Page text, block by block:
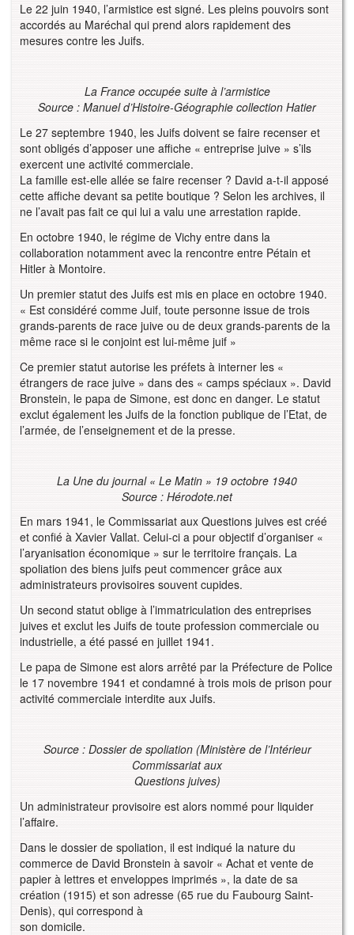
Le 22 juin 1940, l’armistice est signé. Les pleins pouvoirs sont
accordés au Maréchal qui prend alors rapidement des
mesures contre les Juifs.
La France occupée suite à l’armistice
Source : Manuel d’Histoire-Géographie collection Hatier
Le 27 septembre 1940, les Juifs doivent se faire recenser et
sont obligés d’apposer une affiche « entreprise juive » s’ils
exercent une activité commerciale.
La famille est-elle allée se faire recenser ? David a-t-il apposé
cette affiche devant sa petite boutique ? Selon les archives, il
ne l’avait pas fait ce qui lui a valu une arrestation rapide.
En octobre 1940, le régime de Vichy entre dans la
collaboration notamment avec la rencontre entre Pétain et
Hitler à Montoire.
Un premier statut des Juifs est mis en place en octobre 1940.
« Est considéré comme Juif, toute personne issue de trois
grands-parents de race juive ou de deux grands-parents de la
même race si le conjoint est lui-même juif »
Ce premier statut autorise les préfets à interner les «
étrangers de race juive » dans des « camps spéciaux ». David
Bronstein, le papa de Simone, est donc en danger. Le statut
exclut également les Juifs de la fonction publique de l’Etat, de
l’armée, de l’enseignement et de la presse.
La Une du journal « Le Matin » 19 octobre 1940
Source : Hérodote.net
En mars 1941, le Commissariat aux Questions juives est créé
et confié à Xavier Vallat. Celui-ci a pour objectif d’organiser «
l’aryanisation économique » sur le territoire français. La
spoliation des biens juifs peut commencer grâce aux
administrateurs provisoires souvent cupides.
Un second statut oblige à l’immatriculation des entreprises
juives et exclut les Juifs de toute profession commerciale ou
industrielle, a été passé en juillet 1941.
Le papa de Simone est alors arrêté par la Préfecture de Police
le 17 novembre 1941 et condamné à trois mois de prison pour
activité commerciale interdite aux Juifs.
Source : Dossier de spoliation (Ministère de l’Intérieur
Commissariat aux
Questions juives)
Un administrateur provisoire est alors nommé pour liquider
l’affaire.
Dans le dossier de spoliation, il est indiqué la nature du
commerce de David Bronstein à savoir « Achat et vente de
papier à lettres et enveloppes imprimés », la date de sa
création (1915) et son adresse (65 rue du Faubourg Saint-
Denis), qui correspond à
son domicile.